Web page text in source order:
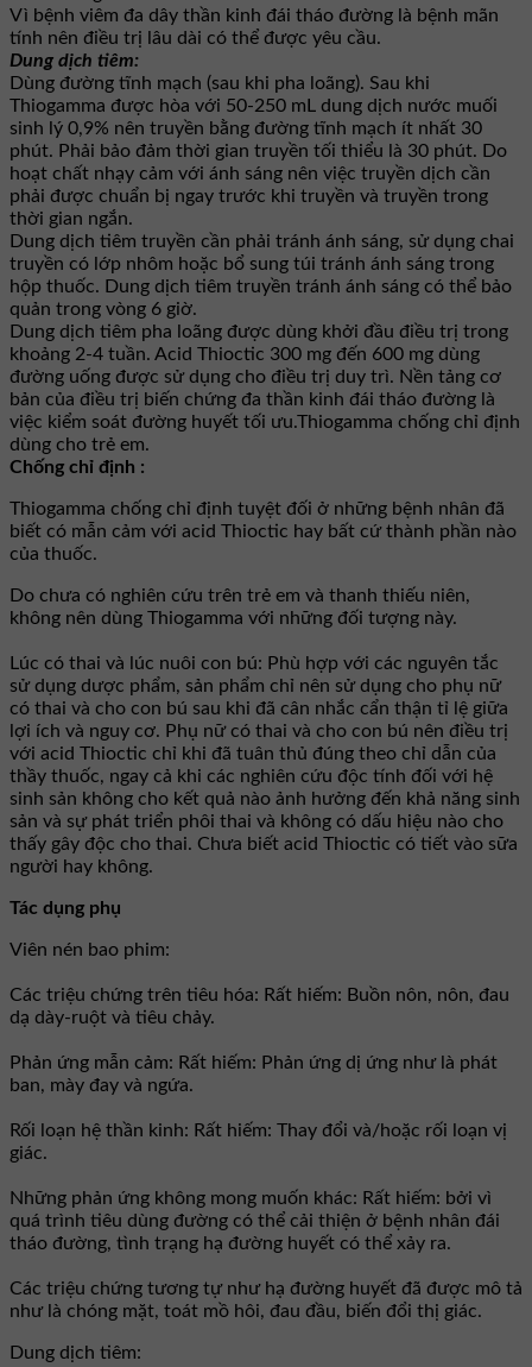
Vì bệnh viêm đa dây thần kinh đái tháo đường là bệnh mãn
tính nên điều trị lâu dài có thể được yêu cầu.
Dung dịch tiêm:
Dùng đường tĩnh mạch (sau khi pha loãng). Sau khi
Thiogamma được hòa với 50-250 mL dung dịch nước muối
sinh lý 0,9% nên truyền bằng đường tĩnh mạch ít nhất 30
phút. Phải bảo đảm thời gian truyền tối thiểu là 30 phút. Do
hoạt chất nhạy cảm với ánh sáng nên việc truyền dịch cần
phải được chuẩn bị ngay trước khi truyền và truyền trong
thời gian ngắn.
Dung dịch tiêm truyền cần phải tránh ánh sáng, sử dụng chai
truyền có lớp nhôm hoặc bổ sung túi tránh ánh sáng trong
hộp thuốc. Dung dịch tiêm truyền tránh ánh sáng có thể bảo
quản trong vòng 6 giờ.
Dung dịch tiêm pha loãng được dùng khởi đầu điều trị trong
khoảng 2-4 tuần. Acid Thioctic 300 mg đến 600 mg dùng
đường uống được sử dụng cho điều trị duy trì. Nền tảng cơ
bản của điều trị biến chứng đa thần kinh đái tháo đường là
việc kiểm soát đường huyết tối ưu.Thiogamma chống chỉ định
dùng cho trẻ em.
Chống chỉ định :
Thiogamma chống chỉ định tuyệt đối ở những bệnh nhân đã
biết có mẫn cảm với acid Thioctic hay bất cứ thành phần nào
của thuốc.
Do chưa có nghiên cứu trên trẻ em và thanh thiếu niên,
không nên dùng Thiogamma với những đối tượng này.
Lúc có thai và lúc nuôi con bú: Phù hợp với các nguyên tắc
sử dụng dược phẩm, sản phẩm chỉ nên sử dụng cho phụ nữ
có thai và cho con bú sau khi đã cân nhắc cẩn thận tỉ lệ giữa
lợi ích và nguy cơ. Phụ nữ có thai và cho con bú nên điều trị
với acid Thioctic chỉ khi đã tuân thủ đúng theo chỉ dẫn của
thầy thuốc, ngay cả khi các nghiên cứu độc tính đối với hệ
sinh sản không cho kết quả nào ảnh hưởng đến khả năng sinh
sản và sự phát triển phôi thai và không có dấu hiệu nào cho
thấy gây độc cho thai. Chưa biết acid Thioctic có tiết vào sữa
người hay không.
Tác dụng phụ
Viên nén bao phim:
Các triệu chứng trên tiêu hóa: Rất hiếm: Buồn nôn, nôn, đau
dạ dày-ruột và tiêu chảy.
Phản ứng mẫn cảm: Rất hiếm: Phản ứng dị ứng như là phát
ban, mày đay và ngứa.
Rối loạn hệ thần kinh: Rất hiếm: Thay đổi và/hoặc rối loạn vị
giác.
Những phản ứng không mong muốn khác: Rất hiếm: bởi vì
quá trình tiêu dùng đường có thể cải thiện ở bệnh nhân đái
tháo đường, tình trạng hạ đường huyết có thể xảy ra.
Các triệu chứng tương tự như hạ đường huyết đã được mô tả
như là chóng mặt, toát mồ hôi, đau đầu, biến đổi thị giác.
Dung dịch tiêm: